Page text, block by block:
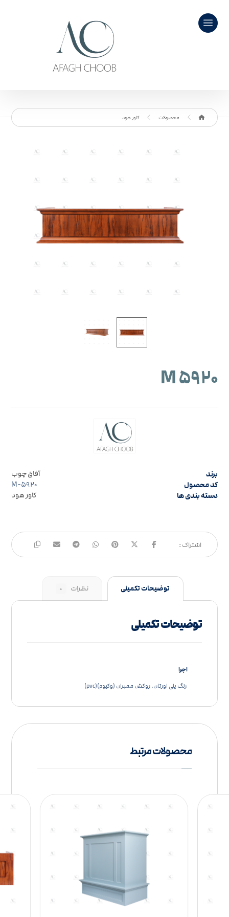
محصولات کاور هود
M ۵۹۲۰
برند آفاق چوب
کد محصول M-۵۹۲۰
دسته بندی ها کاور هود
توضیحات تکمیلی نظرات ۰
توضیحات تکمیلی
اجرا
رنگ پلی اورتان, روکش ممبران (وکیوم)(pvc)
محصولات مرتبط